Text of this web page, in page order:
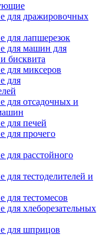
для дражировочных
для лапшерезок
для машин для
бисквита
для миксеров
для
для отсадочных и
для печей
для прочего
расстойного
тестоделителей и
тестомесов
хлеборезательных
для шприцов